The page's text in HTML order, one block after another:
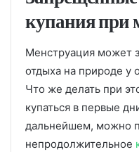
купания при
Менструация может
отдыха на природе у
Что же делать при
купаться в первые
дальнейшем, можно
непродолжительное